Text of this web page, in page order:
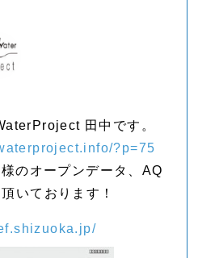
田中です。
?p=75
のオープンデータ、AQ
いております！